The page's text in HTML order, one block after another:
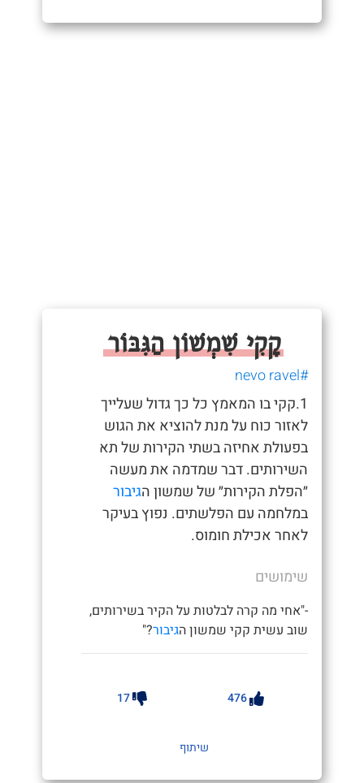
קָקִי שִׁמְשׁוֹן הַגִּבּוֹר
#nevo ravel
1.קקי בו המאמץ כל כך גדול שעלייך
לאזור כוח על מנת להוציא את הגוש
בפעולת אחיזה בשתי הקירות של תא
השירותים. דבר שמדמה את מעשה
״הפלת הקירות״ של שמשון הגיבור
במלחמה עם הפלשתים. נפוץ בעיקר
לאחר אכילת חומוס.
שימושים
-"אחי מה קרה לבלטות על הקיר בשירותים,
שוב עשית קקי שמשון הגיבור?"
476
17
שיתוף